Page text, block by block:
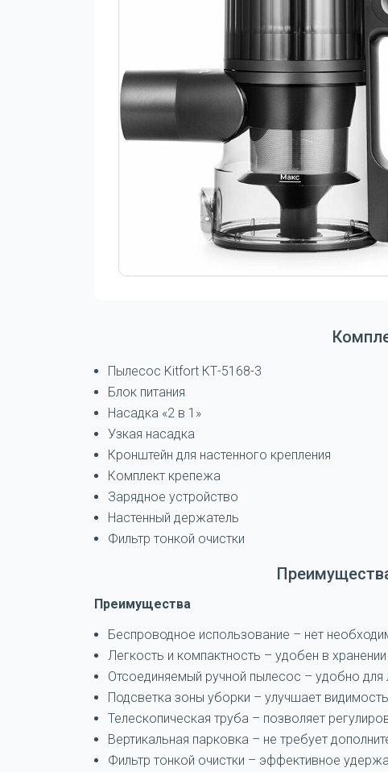
Пылесос Kitfort КТ-5168-3
Блок питания
Насадка «2 в 1»
Узкая насадка
Кронштейн для настенного крепления
Комплект крепежа
Зарядное устройство
Настенный держатель
Фильтр тонкой очистки
Преимущества
Беспроводное использование – нет
Легкость и компактность – удобен в хранении
Отсоединяемый ручной пылесос – удобно
Подсветка зоны уборки – улучшает
Телескопическая труба – позволяет
Вертикальная парковка – не требует
Фильтр тонкой очистки – эффективное